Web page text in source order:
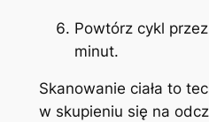
Powtórz cykl
minut.
Skanowanie ciała to
w skupieniu się na